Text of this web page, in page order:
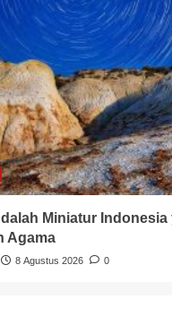
Miniatur Indonesia
Agama
8 Agustus 2026 0